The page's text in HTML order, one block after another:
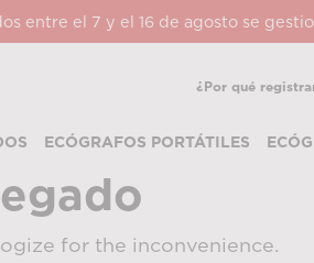
entre el 7 y el 16 de agosto se
¿Por qué
ECÓGRAFOS PORTÁTILES
for the inconvenience.